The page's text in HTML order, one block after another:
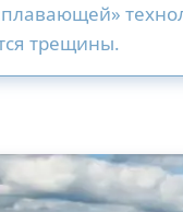
трещины.